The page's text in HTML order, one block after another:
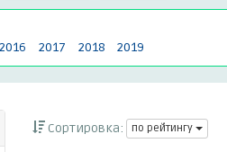
2016 2017 2018 2019
Сортировка: по рейтингу